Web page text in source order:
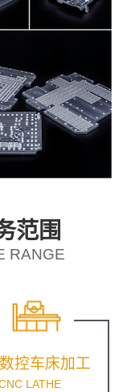
范围
RANGE
控车床加工
LATHE